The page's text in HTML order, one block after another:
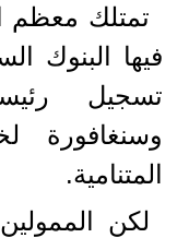
تمتلك معظم
فيها البنوك
تسجيل
وسنغافورة
المتنامية.
لكن